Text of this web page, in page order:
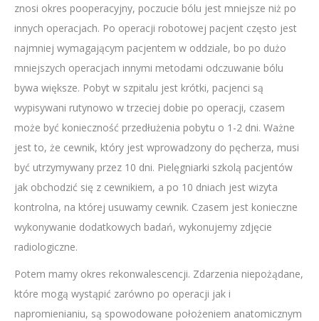
znosi okres pooperacyjny, poczucie bólu jest mniejsze niż po
innych operacjach. Po operacji robotowej pacjent często jest
najmniej wymagającym pacjentem w oddziale, bo po dużo
mniejszych operacjach innymi metodami odczuwanie bólu
bywa większe. Pobyt w szpitalu jest krótki, pacjenci są
wypisywani rutynowo w trzeciej dobie po operacji, czasem
może być konieczność przedłużenia pobytu o 1-2 dni. Ważne
jest to, że cewnik, który jest wprowadzony do pęcherza, musi
być utrzymywany przez 10 dni. Pielęgniarki szkolą pacjentów
jak obchodzić się z cewnikiem, a po 10 dniach jest wizyta
kontrolna, na której usuwamy cewnik. Czasem jest konieczne
wykonywanie dodatkowych badań, wykonujemy zdjęcie
radiologiczne.
Potem mamy okres rekonwalescencji. Zdarzenia niepożądane,
które mogą wystąpić zarówno po operacji jak i
napromienianiu, są spowodowane położeniem anatomicznym